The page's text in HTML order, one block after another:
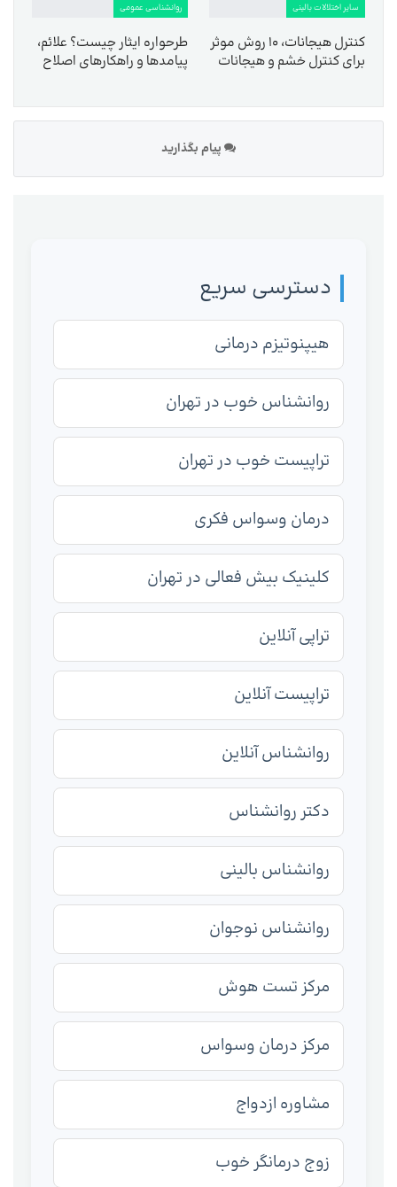
سایر اختلالات بالینی
کنترل هیجانات، ۱۰ روش موثر
برای کنترل خشم و هیجانات
روانشناسی عمومی
طرحواره ایثار چیست؟ علائم،
پیامدها و راهکارهای اصلاح
پیام بگذارید
دسترسی سریع
هیپنوتیزم درمانی
روانشناس خوب در تهران
تراپیست خوب در تهران
درمان وسواس فکری
کلینیک بیش فعالی در تهران
تراپی آنلاین
تراپیست آنلاین
روانشناس آنلاین
دکتر روانشناس
روانشناس بالینی
روانشناس نوجوان
مرکز تست هوش
مرکز درمان وسواس
مشاوره ازدواج
زوج درمانگر خوب